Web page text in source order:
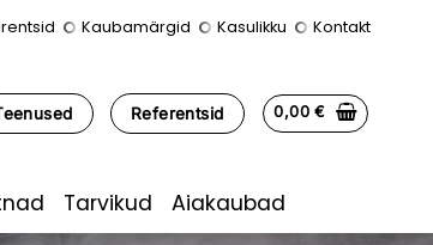
Kaubamärgid Kasulikku Kontakt
Referentsid 0,00€
Tarvikud Aiakaubad